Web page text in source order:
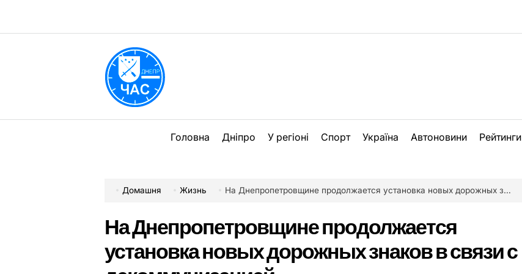
вмісту
Головна Дніпро У регіоні Спорт Україна Автоновини Рейтинги
Домашня Жизнь На Днепропетровщине продолжается установка новых дорожных знаков в связи с декоммунизацией
На Днепропетровщине продолжается
установка новых дорожных знаков в связи с